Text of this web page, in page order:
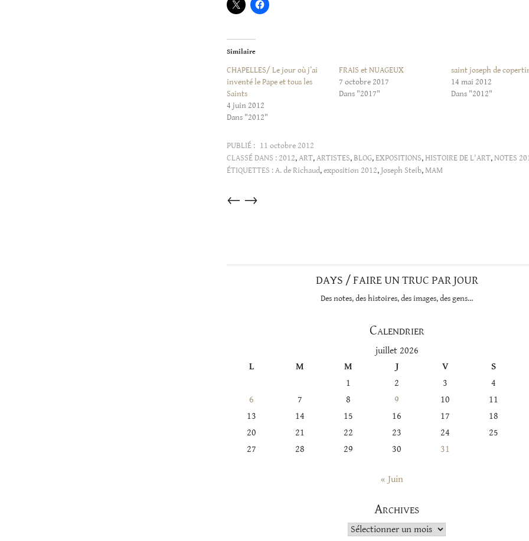
Similaire
CHAPELLES/ Le jour où j’ai
inventé le Pape et tous les
Saints
4 juin 2012
Dans "2012"
FRAIS et NUAGEUX
7 octobre 2017
Dans "2017"
saint joseph de
14 mai 2012
Dans "2012"
PUBLIÉ : 11 octobre 2012
CLASSÉ DANS : 2012,ART,ARTISTES,BLOG,EXPOSITIONS,HISTOIRE DE L'ART,NOTES
ÉTIQUETTES :A. de Richaud,exposition 2012,Joseph Steib,MAM
Articles
→
←
DAYS / FAIRE UN TRUC PAR JOUR
Des notes, des histoires, des images, des gens…
Calendrier
juillet 2026
L
M M J V S
1
2 3 4
6
7 8 9 10 11
13
14 15 16 17 18
20
21 22 23 24 25
27
28 29 30 31
« Juin
Archives
Archives